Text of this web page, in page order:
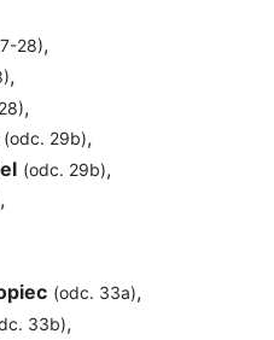
28),
,
,
(odc. 29b),
(odc. 29b),
,
(odc. 33a),
33b),